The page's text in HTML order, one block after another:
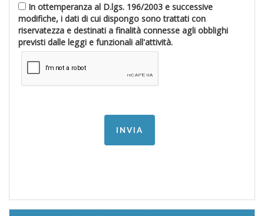
In ottemperanza al D.lgs. 196/2003 e successive
modifiche, i dati di cui dispongo sono trattati con
riservatezza e destinati a finalità connesse agli obblighi
previsti dalle leggi e funzionali all'attività.